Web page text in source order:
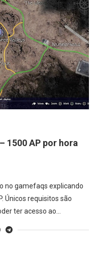
1500 AP por hora
no gamefaqs explicando
Únicos requisitos são
ter acesso ao…